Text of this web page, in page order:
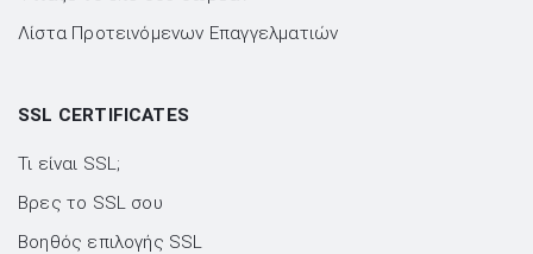
Λίστα Προτεινόμενων Επαγγελματιών
SSL CERTIFICATES
Τι είναι SSL;
Βρες το SSL σου
Βοηθός επιλογής SSL